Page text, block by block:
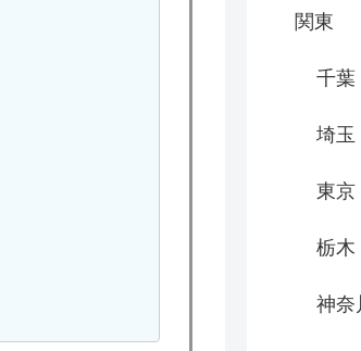
関東
千葉
埼玉
東京
栃木
神奈